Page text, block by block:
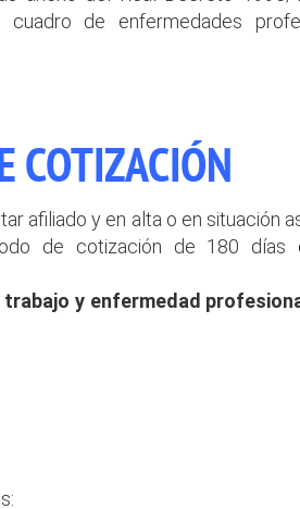
cuadro de enfermedades
COTIZACIÓN
afiliado y en alta o en situación
de cotización de 180 días
y enfermedad